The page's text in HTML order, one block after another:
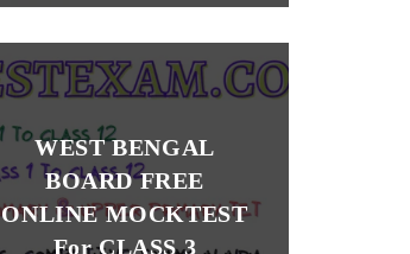
WEST BENGAL
BOARD FREE
ONLINE MOCKTEST
For CLASS 3